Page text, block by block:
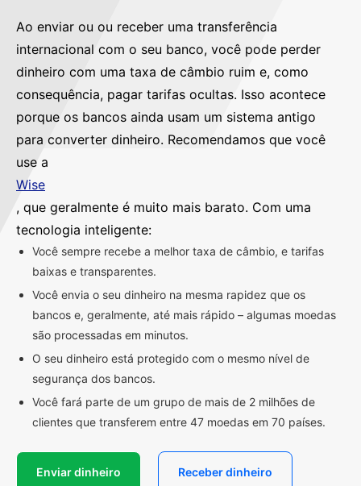
Ao enviar ou ou receber uma transferência
internacional com o seu banco, você pode perder
dinheiro com uma taxa de câmbio ruim e, como
consequência, pagar tarifas ocultas. Isso acontece
porque os bancos ainda usam um sistema antigo
para converter dinheiro. Recomendamos que você
use a
Wise
, que geralmente é muito mais barato. Com uma
tecnologia inteligente:
Você sempre recebe a melhor taxa de câmbio, e tarifas
baixas e transparentes.
Você envia o seu dinheiro na mesma rapidez que os
bancos e, geralmente, até mais rápido – algumas moedas
são processadas em minutos.
O seu dinheiro está protegido com o mesmo nível de
segurança dos bancos.
Você fará parte de um grupo de mais de 2 milhões de
clientes que transferem entre 47 moedas em 70 países.
Enviar dinheiro Receber dinheiro